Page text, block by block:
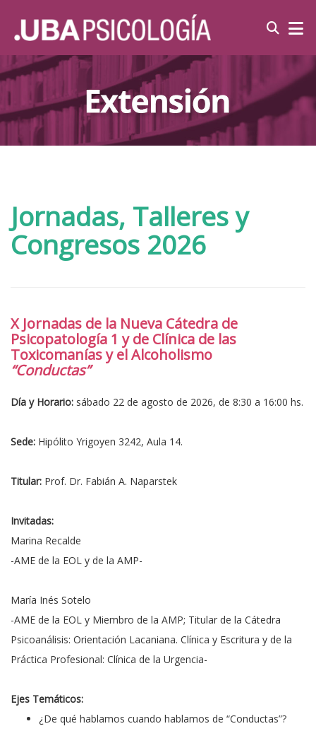
Jornadas, Talleres y
Congresos 2026
X Jornadas de la Nueva Cátedra de
Psicopatología 1 y de Clínica de las
Toxicomanías y el Alcoholismo
“Conductas”
Día y Horario: sábado 22 de agosto de 2026, de 8:30 a 16:00 hs.
Sede: Hipólito Yrigoyen 3242, Aula 14.
Titular: Prof. Dr. Fabián A. Naparstek
Invitadas:
Marina Recalde
-AME de la EOL y de la AMP-
María Inés Sotelo
-AME de la EOL y Miembro de la AMP; Titular de la Cátedra
Psicoanálisis: Orientación Lacaniana. Clínica y Escritura y de la
Práctica Profesional: Clínica de la Urgencia-
Ejes Temáticos:
¿De qué hablamos cuando hablamos de “Conductas”?